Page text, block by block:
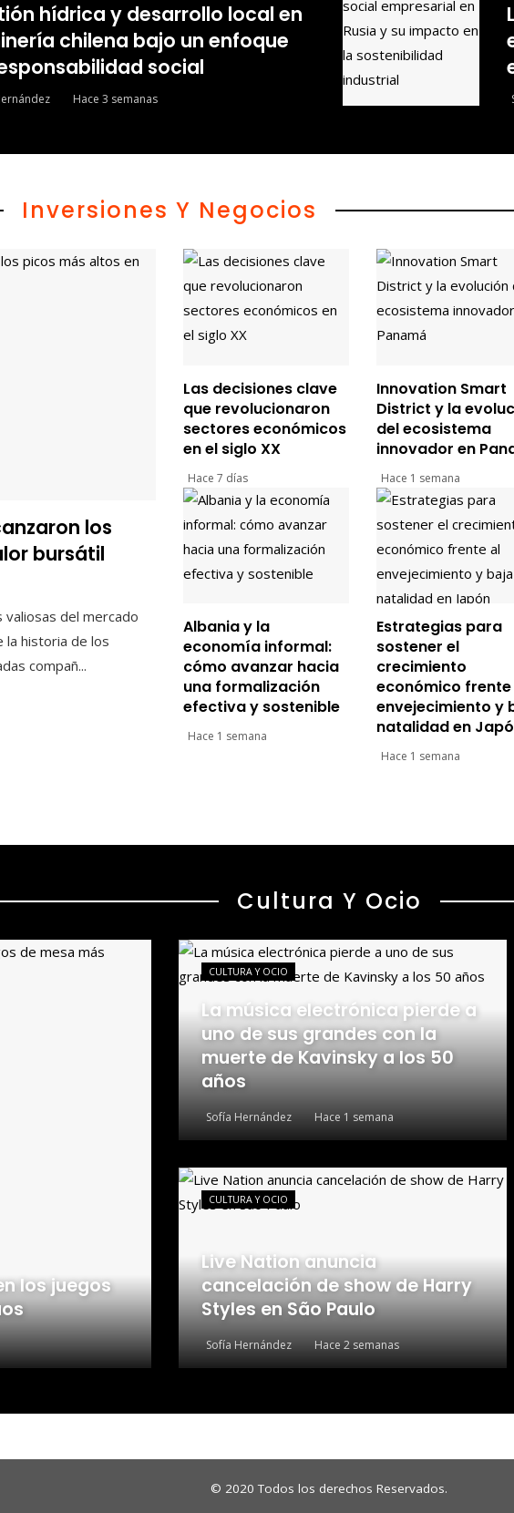
hídrica y desarrollo local en
chilena bajo un enfoque
social
Hace 3 semanas
Inversiones Y Negocios
los
bursátil
valiosas del mercado
la historia de los
compañ...
Las decisiones clave
que revolucionaron
sectores económicos
en el siglo XX
Hace 7 días
Innovation Smart
District y la
del ecosistema
innovador en
Hace 1 semana
Albania y la
economía informal:
cómo avanzar hacia
una formalización
efectiva y sostenible
Hace 1 semana
Estrategias para
sostener el
crecimiento
económico frente
envejecimiento y
natalidad en
Hace 1 semana
Cultura Y Ocio
los juegos
CULTURA Y OCIO
La música electrónica pierde a
uno de sus grandes con la
muerte de Kavinsky a los 50
años
Sofía Hernández Hace 1 semana
CULTURA Y OCIO
Live Nation anuncia
cancelación de show de Harry
Styles en São Paulo
Sofía Hernández Hace 2 semanas
© 2020 Todos los derechos Reservados.